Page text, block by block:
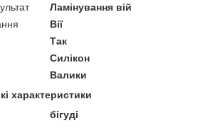
Ламінування вій
Вії
Так
Силікон
Валики
характеристики
бігуді